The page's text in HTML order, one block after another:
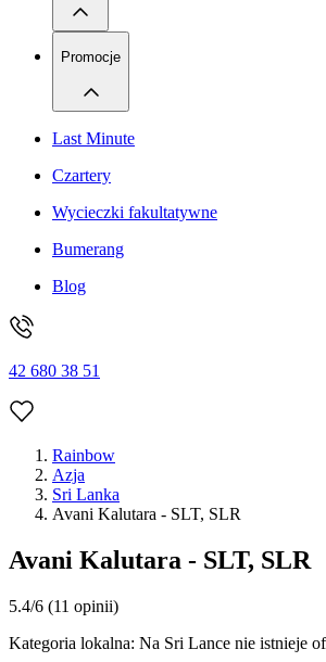
Promocje
Last Minute
Czartery
Wycieczki fakultatywne
Bumerang
Blog
42 680 38 51
Rainbow
Azja
Sri Lanka
Avani Kalutara - SLT, SLR
Avani Kalutara - SLT, SLR
5.4/6 (11 opinii)
Kategoria lokalna: Na Sri Lance nie istnieje